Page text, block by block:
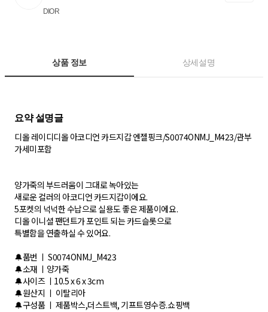
DIOR
상품 정보 상세설명
요약 설명글
디올 레이디디올 아코디언 카드지갑 엔젤핑크/S0074ONMJ_M423/관부
가세미포함
양가죽의 부드러움이 그대로 녹아있는
새로운 컬러의 아코디언 카드지갑이에요.
5포켓의 넉넉한 수납으로 실용도 좋은 제품이에요.
디올 이니셜 팬던트가 포인트 되는 카드슬롯으로
특별함을 연출하실 수 있어요.
🔔품번 ㅣ S0074ONMJ_M423
🔔소재 ㅣ양가죽
🔔사이즈 ㅣ10.5 x 6 x 3cm
🔔원산지 ㅣ 이탈리아
🔔구성품 ㅣ 제품박스,더스트백, 기프트영수증.쇼핑백